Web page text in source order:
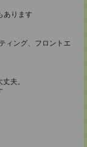
あります
ィング、フロントエ
夫。